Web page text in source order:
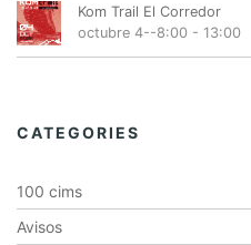
Kom Trail El Corredor
octubre 4--8:00 - 13:00
CATEGORIES
100 cims
Avisos